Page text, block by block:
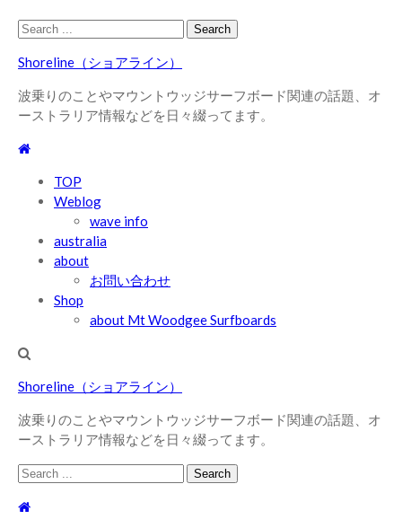
Skip
navigation
Skip
content
Search
Shoreline（ショアライン）
波乗りのことやマウントウッジサーフボード関連の話題、オ
ーストラリア情報などを日々綴ってます。
TOP
Weblog
wave info
australia
about
お問い合わせ
Shop
about Mt Woodgee Surfboards
Shoreline（ショアライン）
波乗りのことやマウントウッジサーフボード関連の話題、オ
ーストラリア情報などを日々綴ってます。
Search